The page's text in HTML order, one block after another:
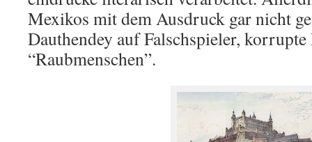
Mexikos mit dem Ausdruck gar nicht
Dauthendey auf Falschspieler,
“Raubmenschen”.